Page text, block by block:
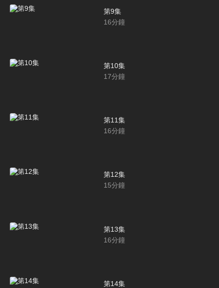
第9集
16分鐘
第10集
17分鐘
第11集
16分鐘
第12集
15分鐘
第13集
16分鐘
第14集